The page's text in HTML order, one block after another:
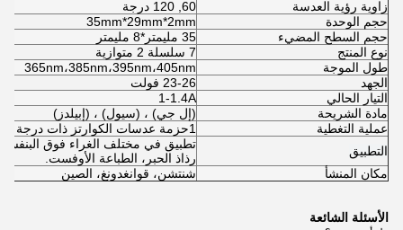
زاوية رؤية العدسة
60, 120 درجة
حجم الوحدة
35mm*29mm*2mm
حجم السطح المضيء
35 مليمتر*8 مليمتر
نوع المنتج
7 سلسلة 2 متوازية
طول الموجة
365nm،385nm،395nm،405nm
الجهد
23-26 فولت
التيار الحالي
1-1.4A
مادة الشريحة
(إل جي) ، (سيول) ، (إبيلدز)
عملية التغطية
1حزمة عدسات الكوارتز ذات درجة حرارة عالية
التطبيق
تطبيق في مختلف الغراء فوق
رذاذ الحبر، الطباعة الأوفست.
مكان المنشأ
شنتشن، قوانغدونغ، الصين
الأسئلة الشائعة